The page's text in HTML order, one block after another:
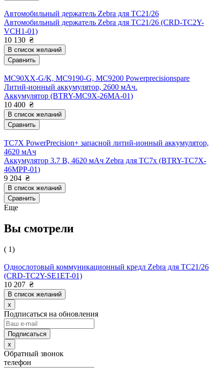
Автомобильный держатель Zebra для TC21/26
Автомобильный держатель Zebra для TC21/26 (CRD-TC2Y-
VCH1-01)
10 130 ₴
В список желаний
Сравнить
MC90XX-G/K, MC9190-G, MC9200 Powerprecisionspare
Литий-ионный аккумулятор, 2600 мАч.
Аккумулятор (BTRY-MC9X-26MA-01)
10 400 ₴
В список желаний
Сравнить
TC7X PowerPrecision+ запасной литий-ионный аккумулятор,
4620 мАч
Аккумулятор 3.7 В, 4620 мАч Zebra для TC7x (BTRY-TC7X-
46MPP-01)
9 204 ₴
В список желаний
Сравнить
Еще
Вы смотрели
( 1)
Однослотовый коммуникационный кредл Zebra для TC21/26
(CRD-TC2Y-SE1ET-01)
10 207 ₴
В список желаний
x
Подписаться на обновления
x
Обратный звонок
телефон